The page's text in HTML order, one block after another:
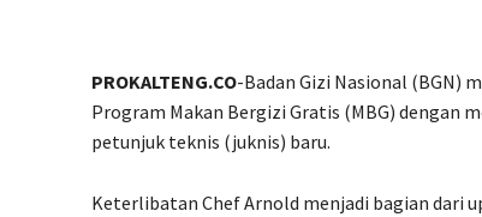
PROKALTENG.CO-Badan Gizi Nasional (BGN)
Program Makan Bergizi Gratis (MBG) dengan
petunjuk teknis (juknis) baru.
Keterlibatan Chef Arnold menjadi bagian dari